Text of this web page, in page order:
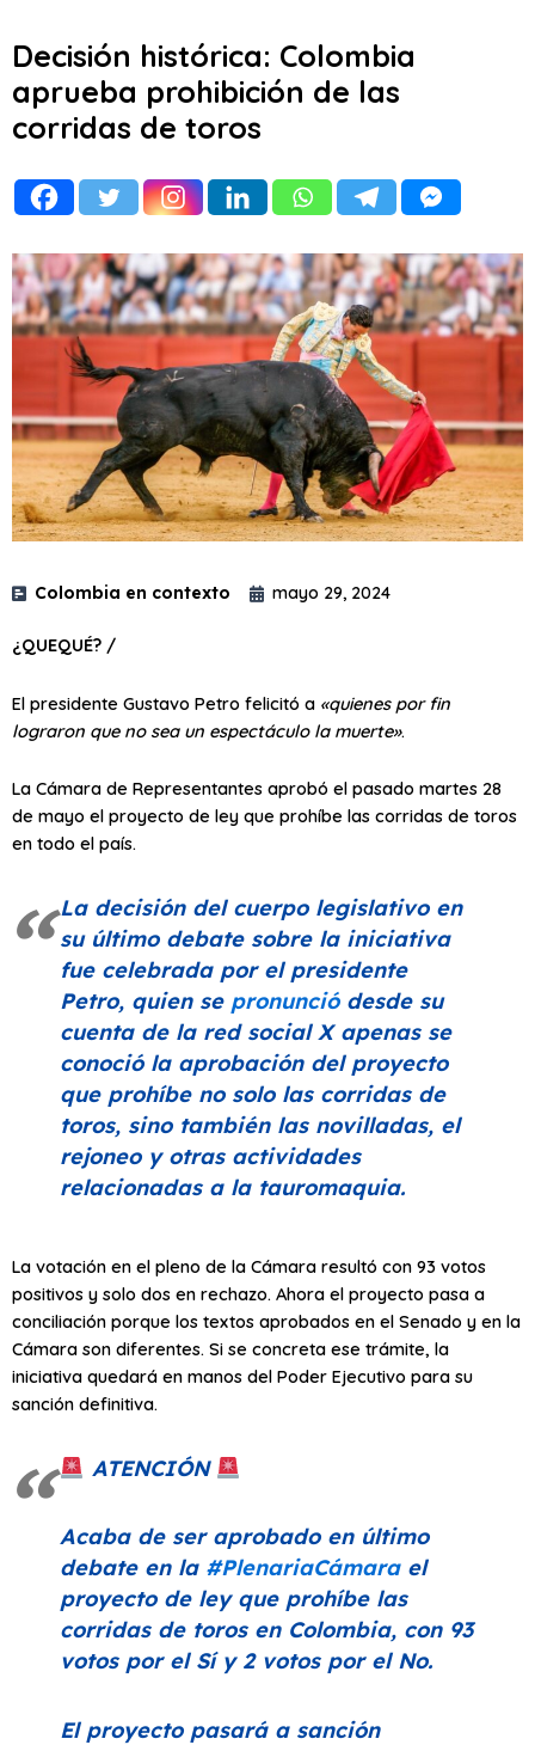
Decisión histórica: Colombia
aprueba prohibición de las
corridas de toros
Colombia en contexto mayo 29, 2024
¿QUEQUÉ? /
El presidente Gustavo Petro felicitó a «quienes por fin
lograron que no sea un espectáculo la muerte».
La Cámara de Representantes aprobó el pasado martes 28
de mayo el proyecto de ley que prohíbe las corridas de toros
en todo el país.
La decisión del cuerpo legislativo en
su último debate sobre la iniciativa
fue celebrada por el presidente
Petro, quien se pronunciódesde su
cuenta de la red social X apenas se
conoció la aprobación del proyecto
que prohíbe no solo las corridas de
toros, sino también las novilladas, el
rejoneo y otras actividades
relacionadas a la tauromaquia.
La votación en el pleno de la Cámara resultó con 93 votos
positivos y solo dos en rechazo. Ahora el proyecto pasa a
conciliación porque los textos aprobados en el Senado y en la
Cámara son diferentes. Si se concreta ese trámite, la
iniciativa quedará en manos del Poder Ejecutivo para su
sanción definitiva.
ATENCIÓN
Acaba de ser aprobado en último
debate en la #PlenariaCámarael
proyecto de ley que prohíbe las
corridas de toros en Colombia, con 93
votos por el Sí y 2 votos por el No.
El proyecto pasará a sanción